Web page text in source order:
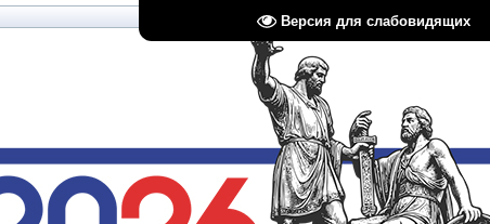
Версия для слабовидящих